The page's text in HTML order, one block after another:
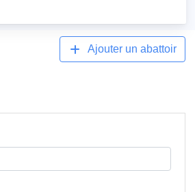
Ajouter un abattoir